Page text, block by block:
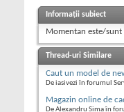
Informații subiect
Momentan este/
Thread-uri Similare
Caut un model de
De iasivezi în forumul
Magazin online de
De Alexandru Sima în